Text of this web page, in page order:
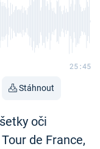
25:45
Stáhnout
oči
de France,